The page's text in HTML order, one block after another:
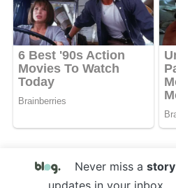
Never miss a story